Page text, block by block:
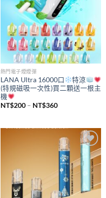
熱門電子煙煙彈
LANA Ultra 16000口
特涼
(特規磁吸一次性)買二顆送一根主
機
NT$200 – NT$360價
NT$200
到
NT$360
Add to
wishlist